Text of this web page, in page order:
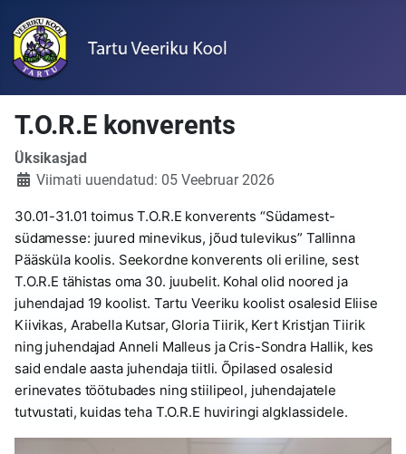
T.O.R.E konverents
Üksikasjad
Viimati uuendatud: 05 Veebruar 2026
30.01-31.01 toimus T.O.R.E konverents “Südamest-
südamesse: juured minevikus, jõud tulevikus” Tallinna
Pääsküla koolis. Seekordne konverents oli eriline, sest
T.O.R.E tähistas oma 30. juubelit. Kohal olid noored ja
juhendajad 19 koolist. Tartu Veeriku koolist osalesid Eliise
Kiivikas, Arabella Kutsar, Gloria Tiirik, Kert Kristjan Tiirik
ning juhendajad Anneli Malleus ja Cris-Sondra Hallik, kes
said endale aasta juhendaja tiitli. Õpilased osalesid
erinevates töötubades ning stiilipeol, juhendajatele
tutvustati, kuidas teha T.O.R.E huviringi algklassidele.